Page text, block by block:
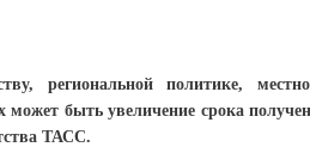
региональной политике,
может быть увеличение срока
ТАСС.